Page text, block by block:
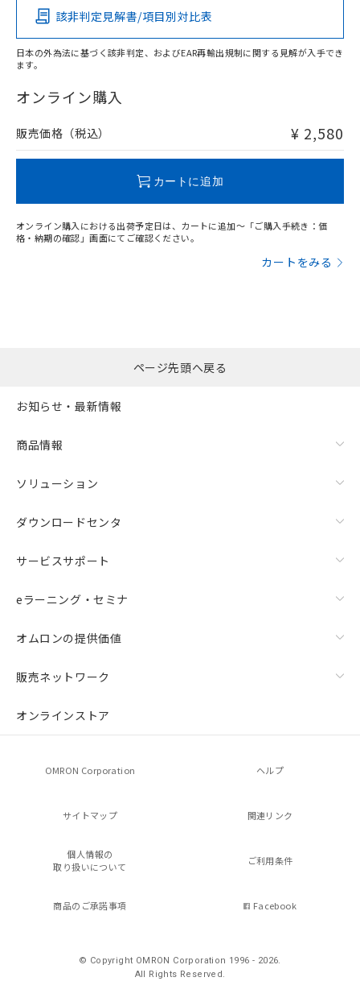
O
在庫等で未対応品が混在する可能性があります。
問い合わせください。
該非判定見解書/項目別対比表
日本の外為法に基づく該非判定、およびEAR再輸出規制に関する見解が入手でき
ます。
オンライン購入
販売価格（税込） ¥ 2,580
カートに追加
オンライン購入における出荷予定日は、カートに追加～「ご購入手続き：価
格・納期の確認」画面にてご確認ください。
カートをみる
ページ先頭へ戻る
お知らせ・最新情報
商品情報
ソリューション
ダウンロードセンタ
サービスサポート
eラーニング・セミナ
オムロンの提供価値
販売ネットワーク
オンラインストア
OMRON Corporation ヘルプ
サイトマップ 関連リンク
個人情報の
取り扱いについて
ご利用条件
商品のご承諾事項 Facebook
© Copyright OMRON Corporation 1996 - 2026.
All Rights Reserved.